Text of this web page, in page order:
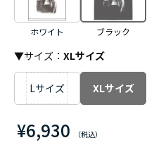
¥6,930
ホワイト ブラック
▼サイズ： XLサイズ
Lサイズ XLサイズ